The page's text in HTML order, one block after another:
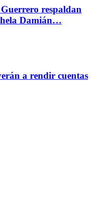
respaldan
Damián…
a rendir cuentas